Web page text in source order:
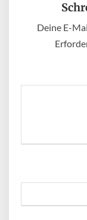
Deine E-